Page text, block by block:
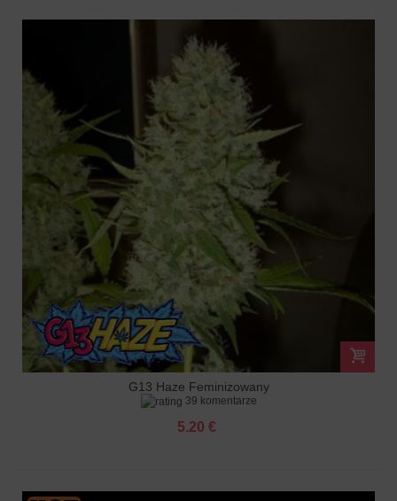
G13 Haze Feminizowany
39 komentarze
5.20 €